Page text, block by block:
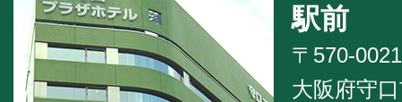
駅前
〒570-0021
大阪府守